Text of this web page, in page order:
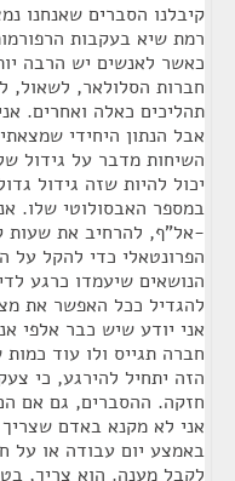
רמת שיא בעקבות
כאשר לאנשים יש הרבה
חברות הסלולאר, לשאול,
תהליכים כאלה ואחרים.
אבל הנתון היחידי
יכול להיות שזה גידול
במספר האבסולוטי שלו.
-אל"ף, להרחיב את שעות
הפרונטאלי כדי להקל
הנושאים שיעמדו כרגע
להגדיל ככל האפשר את
אני יודע שיש כבר אלפי
הזה יתחיל להירגע, כי
חזקה. ההסברים, גם אם
אני לא מקנא באדם
באמצע יום עבודה או על
לקבל מענה. הוא צריך,